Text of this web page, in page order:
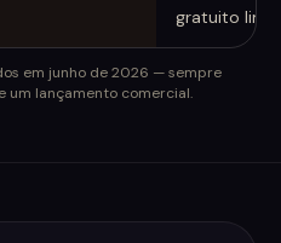
gratuito
em junho de 2026 — sempre
um lançamento comercial.